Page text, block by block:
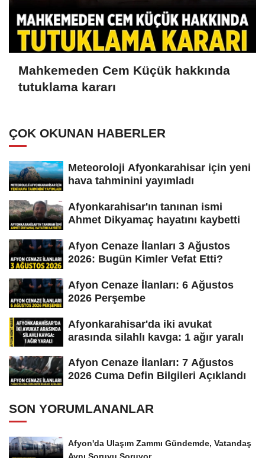
Mahkemeden Cem Küçük hakkında
tutuklama kararı
ÇOK OKUNAN HABERLER
Meteoroloji Afyonkarahisar için yeni
hava tahminini yayımladı
Afyonkarahisar'ın tanınan ismi
Ahmet Dikyamaç hayatını kaybetti
Afyon Cenaze İlanları 3 Ağustos
2026: Bugün Kimler Vefat Etti?
Afyon Cenaze İlanları: 6 Ağustos
2026 Perşembe
Afyonkarahisar'da iki avukat
arasında silahlı kavga: 1 ağır yaralı
Afyon Cenaze İlanları: 7 Ağustos
2026 Cuma Defin Bilgileri Açıklandı
SON YORUMLANANLAR
Afyon'da Ulaşım Zammı Gündemde, Vatandaş